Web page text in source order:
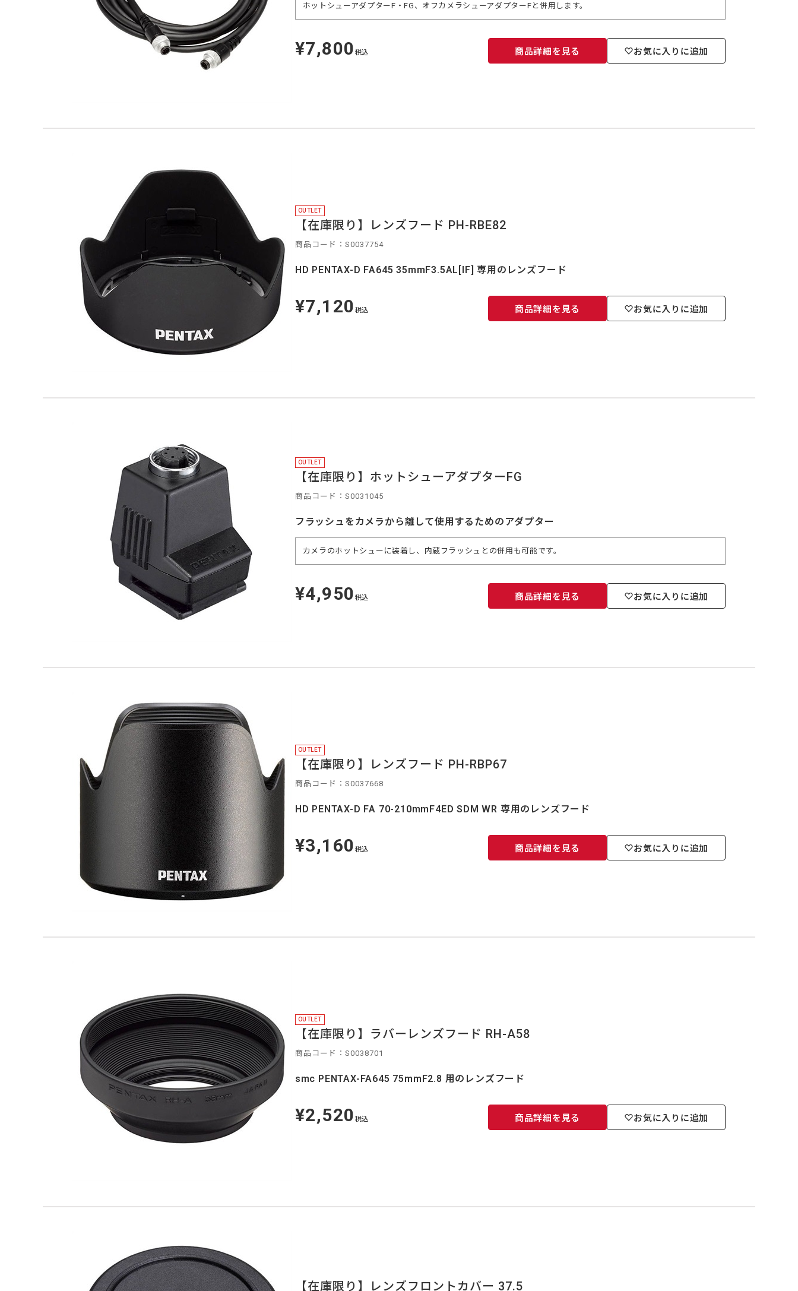
ホットシューアダプターF・FG、オフカメラシューアダプターFと併用します。
定
価
¥7,800 税込 商品詳細を見る お気に入りに追加
OUTLET
【在庫限り】レンズフード PH-RBE82
商品コード：S0037754
HD PENTAX-D FA645 35mmF3.5AL[IF] 専用のレンズフード
定
価
¥7,120 税込 商品詳細を見る お気に入りに追加
OUTLET
【在庫限り】ホットシューアダプターFG
商品コード：S0031045
フラッシュをカメラから離して使用するためのアダプター
カメラのホットシューに装着し、内蔵フラッシュとの併用も可能です。
定
価
¥4,950 税込 商品詳細を見る お気に入りに追加
OUTLET
【在庫限り】レンズフード PH-RBP67
商品コード：S0037668
HD PENTAX-D FA 70-210mmF4ED SDM WR 専用のレンズフード
定
価
¥3,160 税込 商品詳細を見る お気に入りに追加
OUTLET
【在庫限り】ラバーレンズフード RH-A58
商品コード：S0038701
smc PENTAX-FA645 75mmF2.8 用のレンズフード
定
価
¥2,520 税込 商品詳細を見る お気に入りに追加
【在庫限り】レンズフロントカバー 37.5